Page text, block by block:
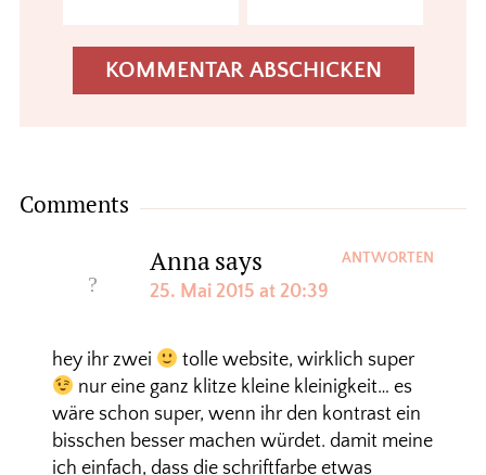
Comments
Annasays
25. Mai 2015 at 20:39
hey ihr zwei
tolle website, wirklich super
nur eine ganz klitze kleine kleinigkeit… es
wäre schon super, wenn ihr den kontrast ein
bisschen besser machen würdet. damit meine
ich einfach, dass die schriftfarbe etwas
ANTWORTEN